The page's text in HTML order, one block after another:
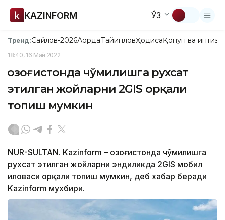
KAZINFORM ЎЗ
Тренд:Сайлов-2026АқордаТайинловҲодисаҚонун ва
18:40, 16 Май 2022
Қозоғистонда чўмилишга рухсат
этилган жойларни 2GIS орқали
топиш мумкин
NUR-SULTAN. Kazinform – Қозоғистонда чўмилишга
рухсат этилган жойларни эндиликда 2GIS мобил
иловаси орқали топиш мумкин, деб хабар беради
Kazinform мухбири.